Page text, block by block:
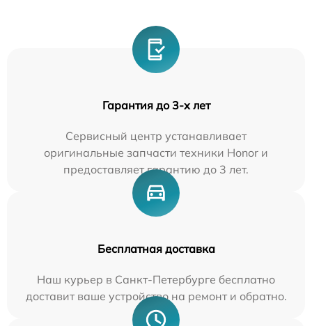
Гарантия до 3-х лет
Сервисный центр устанавливает
оригинальные запчасти техники Honor и
предоставляет гарантию до 3 лет.
Бесплатная доставка
Наш курьер в Санкт-Петербурге бесплатно
доставит ваше устройство на ремонт и обратно.